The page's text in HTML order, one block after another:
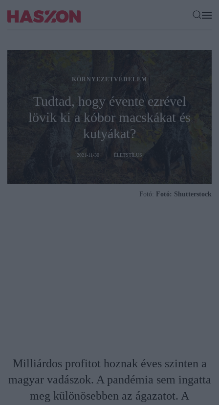
KÖRNYEZETVÉDELEM
Tudtad, hogy évente ezrével
lövik ki a kóbor macskákat és
kutyákat?
2021-11-30 ÉLETSTÍLUS
Fotó: Fotó: Shutterstock
Milliárdos profitot hoznak éves szinten a
magyar vadászok. A pandémia sem ingatta
meg különösebben az ágazatot. A